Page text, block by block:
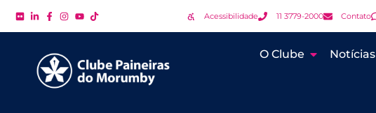
Acessibilidade 11 3779-2000 Contato
O Clube Notícias